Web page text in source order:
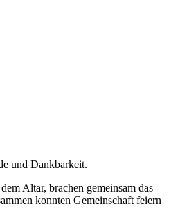
und Dankbarkeit.
Altar, brachen gemeinsam das
konnten Gemeinschaft feiern